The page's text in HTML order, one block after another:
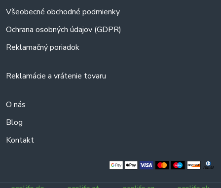
Všeobecné obchodné podmienky
Ochrana osobných údajov (GDPR)
Reklamačný poriadok
Reklamácie a vrátenie tovaru
O nás
Blog
Kontakt